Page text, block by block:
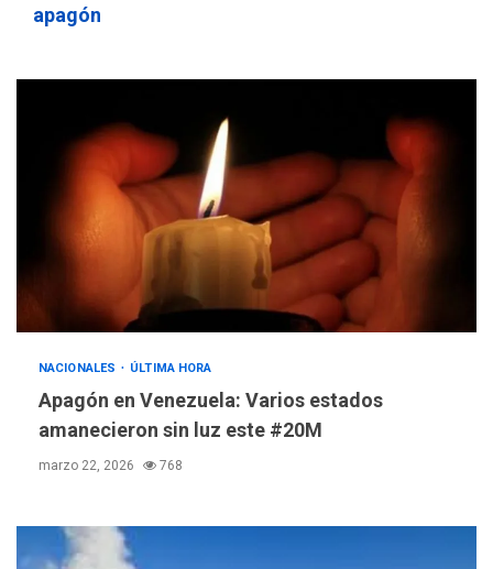
apagón
NACIONALES ÚLTIMA HORA
Apagón en Venezuela: Varios estados
amanecieron sin luz este #20M
marzo 22, 2026 768